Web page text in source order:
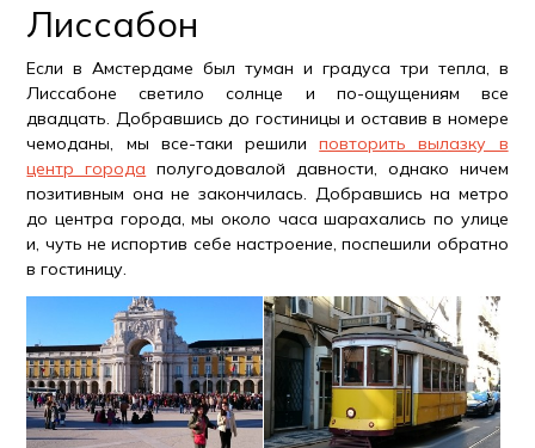
Лиссабон
Если в Амстердаме был туман и градуса три тепла, в
Лиссабоне светило солнце и по-ощущениям все
двадцать. Добравшись до гостиницы и оставив в номере
чемоданы, мы все-таки решилиповторить вылазку в
центр города полугодовалой давности, однако ничем
позитивным она не закончилась. Добравшись на метро
до центра города, мы около часа шарахались по улице
и, чуть не испортив себе настроение, поспешили обратно
в гостиницу.